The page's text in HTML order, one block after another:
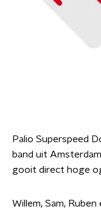
Palio Superspeed
band uit
gooit direct hoge
Willem, Sam,